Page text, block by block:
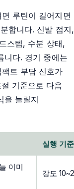
루틴이 길어지면
합니다. 신발 접지,
스텝, 수분 상태,
니다. 경기 중에는
트 부담 신호가
기준으로 다음
을 늘릴지
실행 기준
이미
강도